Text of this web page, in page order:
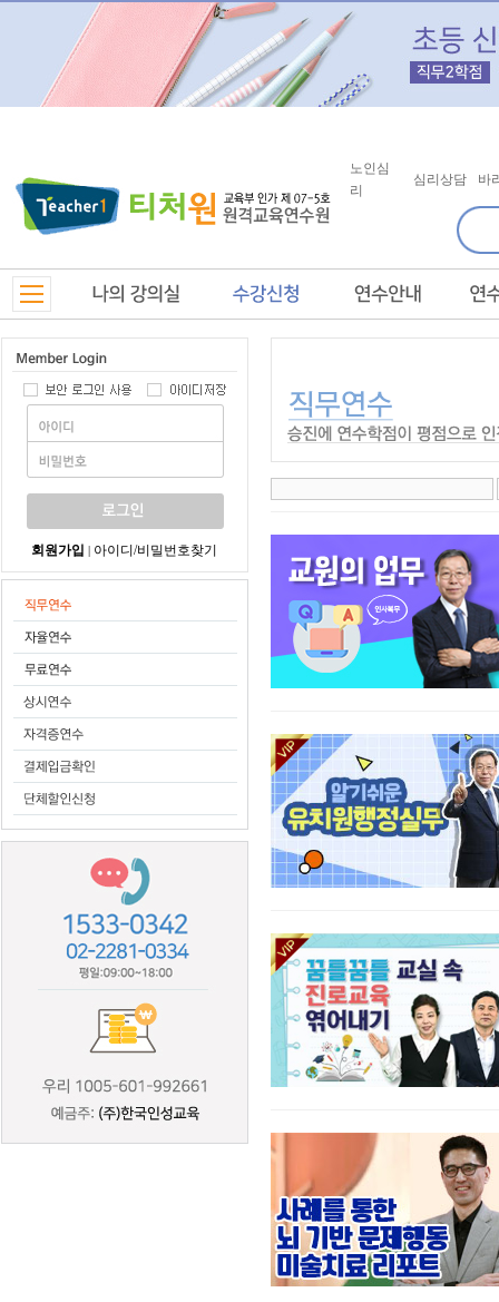
노인심
리
심리상담 바
회원가입 아이디/비밀번호찾기